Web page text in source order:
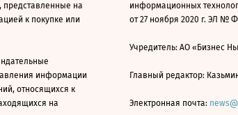
представленные на
к покупке или
информации
относящихся к
на
информационных
от 27 ноября 2020 г. ЭЛ №
Учредитель: АО «Бизнес
Главный редактор:
Электронная почта: